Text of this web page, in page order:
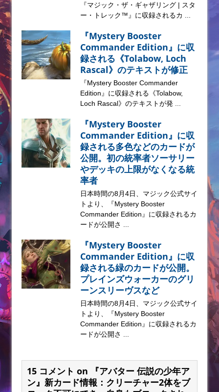
『マジック・ザ・ギャザリング | スタ
ー・トレック™』に収録されるカ ...
『Mystery Booster
Commander Edition』に収
録される《Tolabow, Loch
Rascal》のテキストが修正
『Mystery Booster Commander
Edition』に収録される《Tolabow,
Loch Rascal》のテキストが発 ...
『Mystery Booster
Commander Edition』に収
録される多色などのカードが
公開。初の統率者ソーサリー
やデッキの上限がなくなる統
率者
日本時間の8月4日、マジック公式サイ
トより、『Mystery Booster
Commander Edition』に収録されるカ
ードが公開さ ...
『Mystery Booster
Commander Edition』に収
録される緑のカードが公開。
プレインズウォーカーのグリ
ーンスリーヴスなど
日本時間の8月4日、マジック公式サイ
トより、『Mystery Booster
Commander Edition』に収録されるカ
ードが公開さ ...
15 コメント on 『アバター 伝説の少年ア
ン』新カード情報：クリーチャー2体をブ